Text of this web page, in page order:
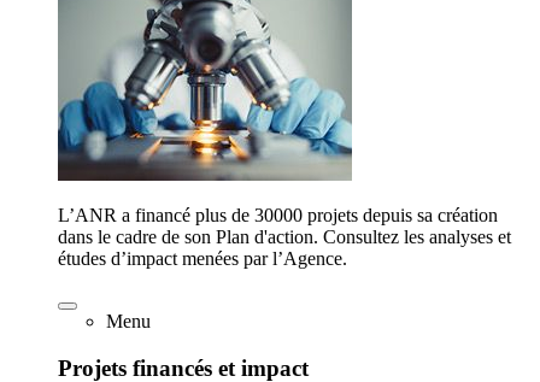
L’ANR a financé plus de 30000 projets depuis sa création
dans le cadre de son Plan d'action. Consultez les analyses et
études d’impact menées par l’Agence.
Menu
Projets financés et impact